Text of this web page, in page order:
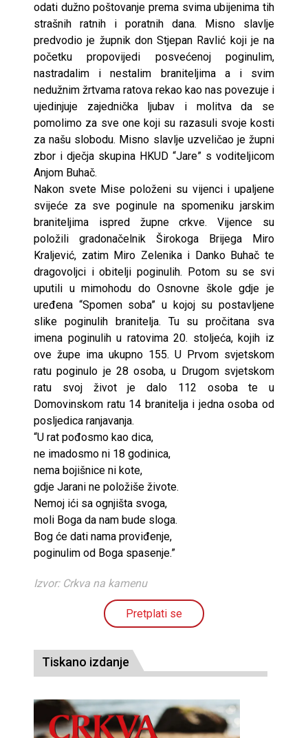
odati dužno poštovanje prema svima ubijenima tih
strašnih ratnih i poratnih dana. Misno slavlje
predvodio je župnik don Stjepan Ravlić koji je na
početku propovijedi posvećenoj poginulim,
nastradalim i nestalim braniteljima a i svim
nedužnim žrtvama ratova rekao kao nas povezuje i
ujedinjuje zajednička ljubav i molitva da se
pomolimo za sve one koji su razasuli svoje kosti
za našu slobodu. Misno slavlje uzveličao je župni
zbor i dječja skupina HKUD “Jare” s voditeljicom
Anjom Buhač.
Nakon svete Mise položeni su vijenci i upaljene
svijeće za sve poginule na spomeniku jarskim
braniteljima ispred župne crkve. Vijence su
položili gradonačelnik Širokoga Brijega Miro
Kraljević, zatim Miro Zelenika i Danko Buhač te
dragovoljci i obitelji poginulih. Potom su se svi
uputili u mimohodu do Osnovne škole gdje je
uređena “Spomen soba” u kojoj su postavljene
slike poginulih branitelja. Tu su pročitana sva
imena poginulih u ratovima 20. stoljeća, kojih iz
ove župe ima ukupno 155. U Prvom svjetskom
ratu poginulo je 28 osoba, u Drugom svjetskom
ratu svoj život je dalo 112 osoba te u
Domovinskom ratu 14 branitelja i jedna osoba od
posljedica ranjavanja.
“U rat pođosmo kao dica,
ne imadosmo ni 18 godinica,
nema bojišnice ni kote,
gdje Jarani ne položiše živote.
Nemoj ići sa ognjišta svoga,
moli Boga da nam bude sloga.
Bog će dati nama proviđenje,
poginulim od Boga spasenje.”
Izvor: Crkva na kamenu
Pretplati se
Tiskano izdanje